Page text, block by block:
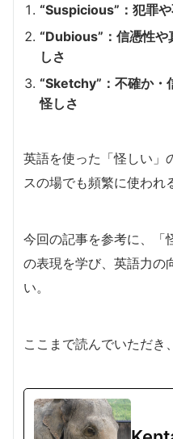
“Suspicious”：犯罪
“Dubious”：信憑性や
しさ
“Sketchy”：不確か・
怪しさ
英語を使った「怪しい」
スの場でも頻繁に使われ
今回の記事を参考に、「
の表現を学び、英語力の
い。
ここまで読んでいただき